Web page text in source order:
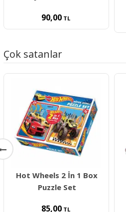
90,00TL
Çok satanlar
Hot Wheels 2 İn 1 Box
Puzzle Set
85,00TL